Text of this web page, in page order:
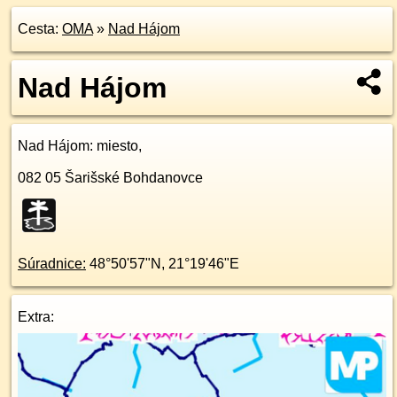
Cesta: OMA» Nad Hájom
Nad Hájom
Nad Hájom: miesto,
082 05 Šarišské Bohdanovce
Súradnice: 48°50'57"N , 21°19'46"E
Extra: